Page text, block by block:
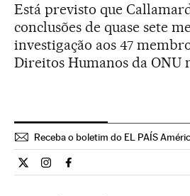
Está previsto que
conclusões de quase sete
investigação aos 47
Direitos Humanos da ONU
Receba o boletim do EL PAÍS
Internacional El País Brasil en
Internacional El País Brasil en
Internacional El País